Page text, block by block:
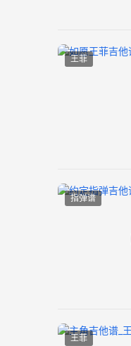
王菲
指弹谱
王菲